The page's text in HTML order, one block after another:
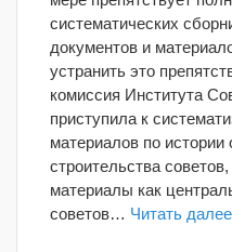
систематических
документов и
устранить это
комиссия Института
приступила к
материалов по истории
строительства
материалы как
советов… Читать